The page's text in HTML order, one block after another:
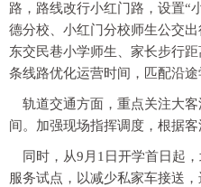
路，路线改行小红门路，设置“
德分校、小红门分校师生公交
东交民巷小学师生、家长步行
条线路优化运营时间，匹配沿途
轨道交通方面，重点关注大
间。加强现场指挥调度，根据客
同时，从9月1日开学首日起
服务试点，以减少私家车接送